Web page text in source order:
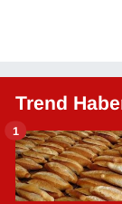
Trend
1